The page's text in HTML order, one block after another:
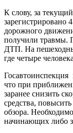
К слову, за
зарегистрировано
дорожного
получили травмы.
ДТП. На
где четыре
Госавтоинспекция
что при
заранее снизить
средства,
обзора.
начинающих либо